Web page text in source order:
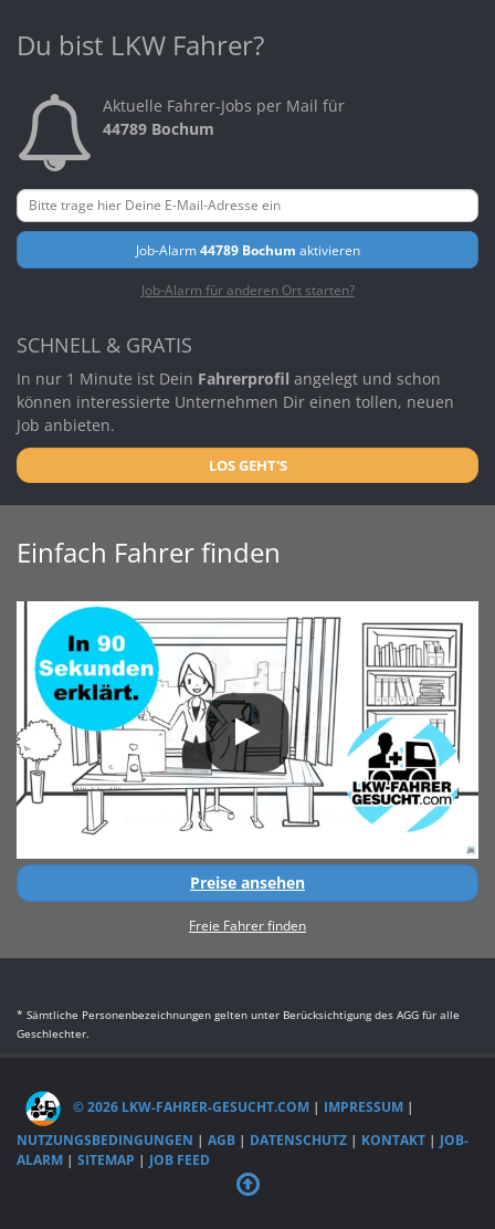
Du bist LKW Fahrer?
Aktuelle Fahrer-Jobs per Mail für
44789 Bochum
Job-Alarm44789 Bochum aktivieren
Job-Alarm für anderen Ort starten?
SCHNELL & GRATIS
In nur 1 Minute ist Dein Fahrerprofil angelegt und schon
können interessierte Unternehmen Dir einen tollen, neuen
Job anbieten.
LOS GEHT'S
Einfach Fahrer finden
Preise ansehen
Freie Fahrer finden
* Sämtliche Personenbezeichnungen gelten unter Berücksichtigung des AGG für alle
Geschlechter.
© 2026 LKW-FAHRER-GESUCHT.COM | IMPRESSUM |
NUTZUNGSBEDINGUNGEN | AGB | DATENSCHUTZ | KONTAKT | JOB-
ALARM | SITEMAP | JOB FEED